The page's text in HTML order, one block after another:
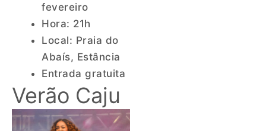
fevereiro
Hora: 21h
Local: Praia do
Abaís, Estância
Entrada gratuita
Verão Caju